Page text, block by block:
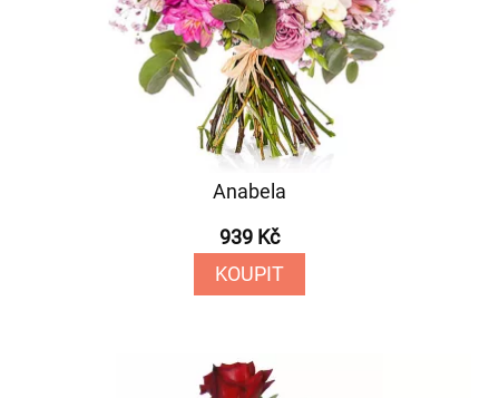
Anabela
939 Kč
KOUPIT